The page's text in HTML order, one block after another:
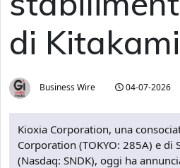
di Kitakami
Business Wire 04-07-2026
Kioxia Corporation, una
Corporation (TOKYO: 285A) e di
(Nasdaq: SNDK), oggi ha